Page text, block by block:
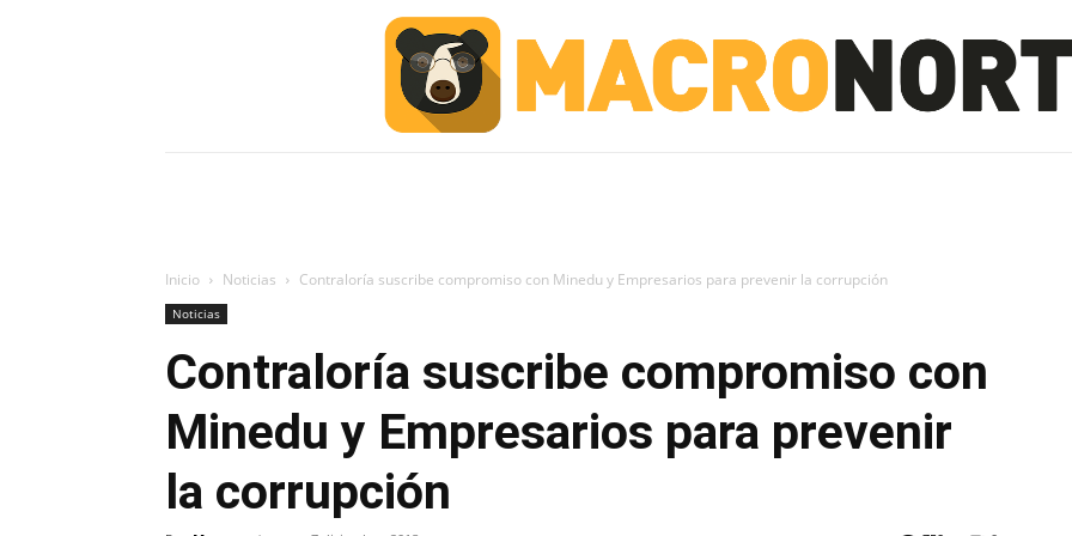
Inicio Noticias Contraloría suscribe compromiso con Minedu y Empresarios para prevenir la corrupción
Noticias
Contraloría suscribe compromiso con
Minedu y Empresarios para prevenir
la corrupción